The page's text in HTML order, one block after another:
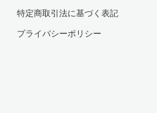
特定商取引法に基づく表記
プライバシーポリシー